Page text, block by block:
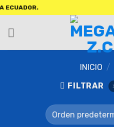
INICIO /
FILTRAR